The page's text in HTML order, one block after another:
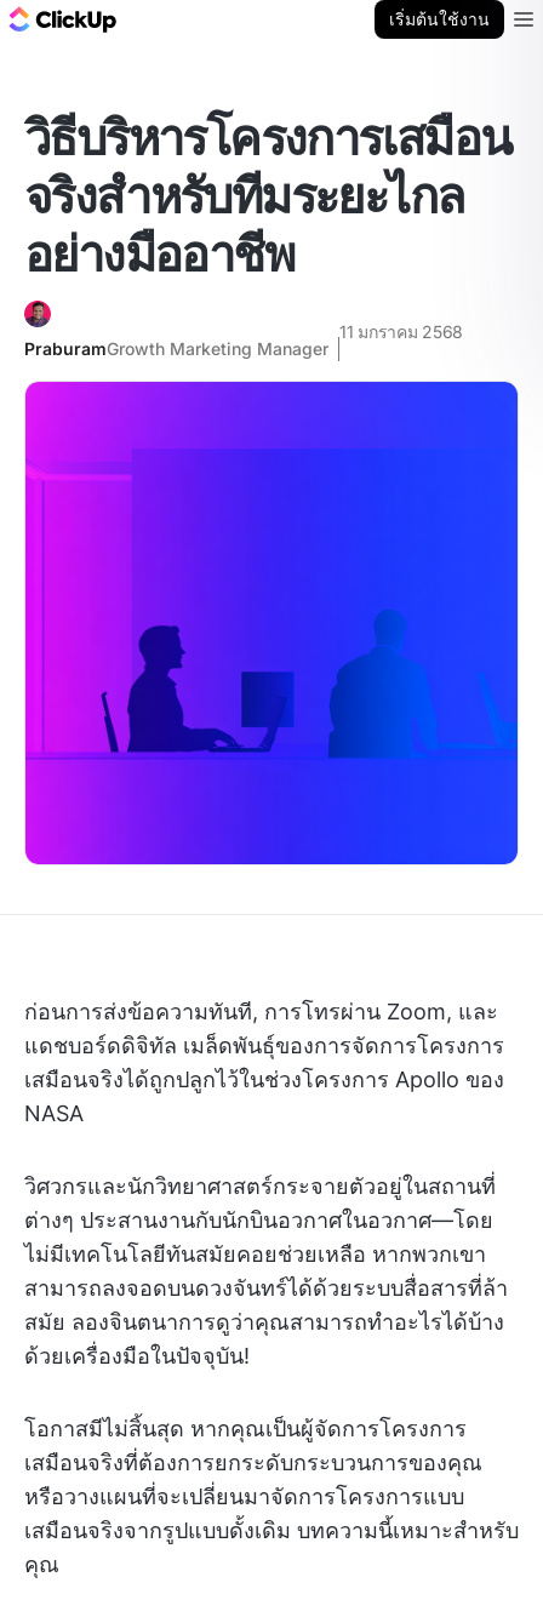
เริ่มต้นใช้งาน
วิธีบริหารโครงการเสมือน
จริงสำหรับทีมระยะไกล
อย่างมืออาชีพ
PraburamGrowth Marketing Manager
11 มกราคม 2568
ก่อนการส่งข้อความทันที, การโทรผ่าน Zoom, และ
แดชบอร์ดดิจิทัล เมล็ดพันธุ์ของการจัดการโครงการ
เสมือนจริงได้ถูกปลูกไว้ในช่วงโครงการ Apollo ของ
NASA
วิศวกรและนักวิทยาศาสตร์กระจายตัวอยู่ในสถานที่
ต่างๆ ประสานงานกับนักบินอวกาศในอวกาศ—โดย
ไม่มีเทคโนโลยีทันสมัยคอยช่วยเหลือ หากพวกเขา
สามารถลงจอดบนดวงจันทร์ได้ด้วยระบบสื่อสารที่ล้า
สมัย ลองจินตนาการดูว่าคุณสามารถทำอะไรได้บ้าง
ด้วยเครื่องมือในปัจจุบัน!
โอกาสมีไม่สิ้นสุด หากคุณเป็นผู้จัดการโครงการ
เสมือนจริงที่ต้องการยกระดับกระบวนการของคุณ
หรือวางแผนที่จะเปลี่ยนมาจัดการโครงการแบบ
เสมือนจริงจากรูปแบบดั้งเดิม บทความนี้เหมาะสำหรับ
คุณ